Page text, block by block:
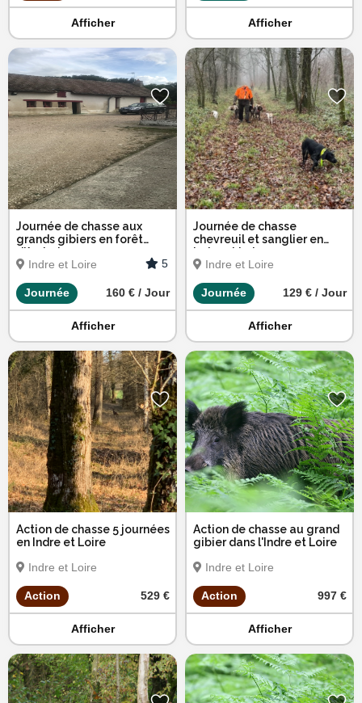
Afficher Afficher
Journée de chasse aux
grands gibiers en forêt
d'Amboise
Indre et Loire
5
Journée 160 € / Jour
Afficher
Journée de chasse
chevreuil et sanglier en
Indre et Loire
Indre et Loire
Journée 129 € / Jour
Afficher
Action de chasse 5 journées
en Indre et Loire
Indre et Loire
Action 529 €
Afficher
Action de chasse au grand
gibier dans l'Indre et Loire
Indre et Loire
Action 997 €
Afficher